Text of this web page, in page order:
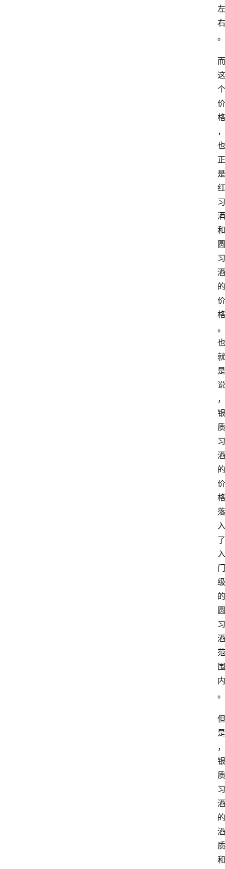
左
右
。
而
这
个
价
格
，
也
正
是
红
习
酒
和
圆
习
酒
的
价
格
。
也
就
是
说
，
银
质
习
酒
的
价
格
落
入
了
入
门
级
的
圆
习
酒
范
围
内
。
但
是
，
银
质
习
酒
的
酒
质
和